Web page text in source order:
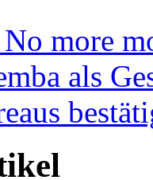
more
als